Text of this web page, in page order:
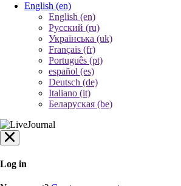
English (en)
English (en)
Русский (ru)
Українська (uk)
Français (fr)
Português (pt)
español (es)
Deutsch (de)
Italiano (it)
Беларуская (be)
Log in